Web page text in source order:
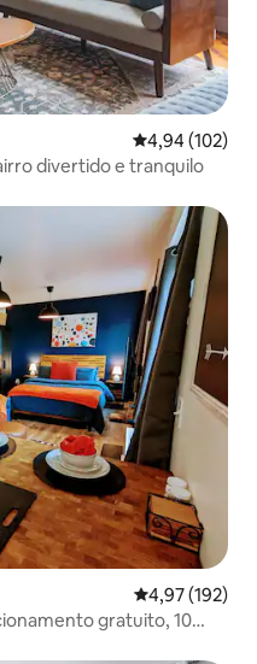
4,94 de uma
4,94 (102)
divertido e tranquilo
hóspedes
4,97 de uma
4,97 (192)
gratuito, 10